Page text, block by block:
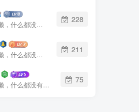
这家伙很懒，什么都没有写...
228
这家伙很懒，什么都没有写...
211
这家伙很懒，什么都没有写...
75